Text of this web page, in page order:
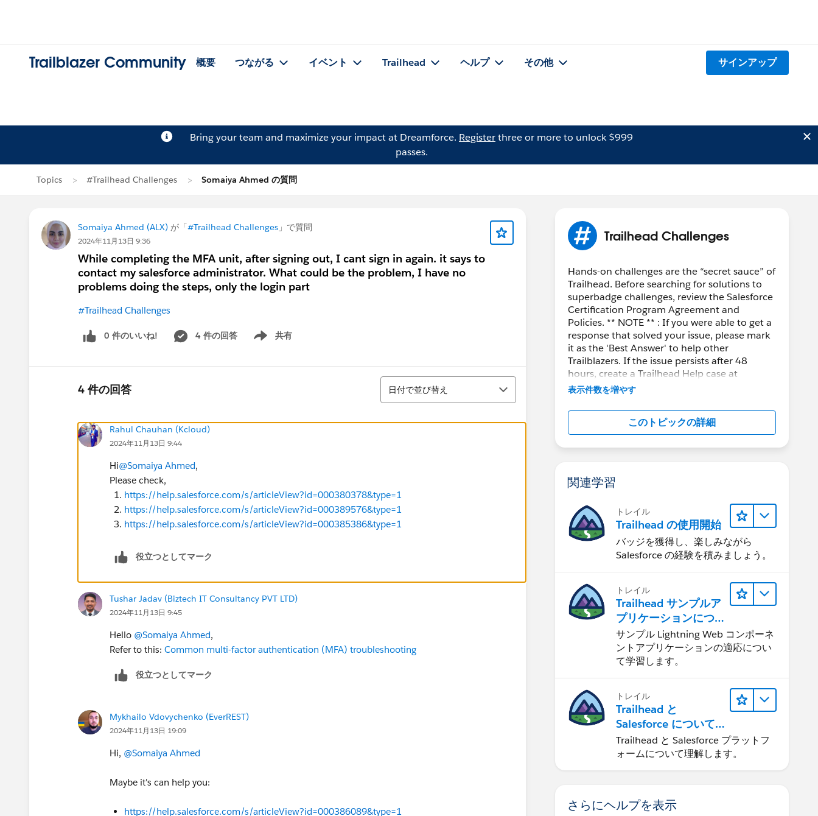
Trailblazer Community 概要 つながる イベント Trailhead ヘルプ その他 サインアップ
Bring your team and maximize your impact at Dreamforce. Registerthree or more to unlock $999
passes.
Topics #Trailhead Challenges Somaiya Ahmed の質問
Somaiya Ahmed (ALX) が「#Trailhead Challenges 」で質問
2024年11月13日 9:36
While completing the MFA unit, after signing out, I cant sign in again. it says to
contact my salesforce administrator. What could be the problem, I have no
problems doing the steps, only the login part
#Trailhead Challenges
0 件のいいね! 4 件の回答 共有
Show menu
4 件の回答
並び替え
日付で並び替え
Rahul Chauhan (Kcloud)
2024年11月13日 9:44
Hi@Somaiya Ahmed,
Please check,
https://help.salesforce.com/s/articleView?id=000380378&type=1
https://help.salesforce.com/s/articleView?id=000389576&type=1
https://help.salesforce.com/s/articleView?id=000385386&type=1
役立つとしてマーク
Tushar Jadav (Biztech IT Consultancy PVT LTD)
2024年11月13日 9:45
Hello @Somaiya Ahmed,
Refer to this: Common multi-factor authentication (MFA) troubleshooting
役立つとしてマーク
Mykhailo Vdovychenko (EverREST)
2024年11月13日 19:09
Hi, @Somaiya Ahmed
Maybe it's can help you:
https://help.salesforce.com/s/articleView?id=000386089&type=1
Trailhead Challenges
Hands-on challenges are the “secret sauce” of
Trailhead. Before searching for solutions to
superbadge challenges, review the Salesforce
Certification Program Agreement and
Policies. ** NOTE ** : If you were able to get a
response that solved your issue, please mark
it as the 'Best Answer' to help other
Trailblazers. If the issue persists after 48
hours, create a Trailhead Help case at
https://help.salesforce.com/s/support
表示件数を増やす
このトピックの詳細
関連学習
トレイル
Trailhead の使用開始
バッジを獲得し、楽しみながら
Salesforce の経験を積みましょう。
トレイル
Trailhead サンプルア
プリケーションにつ
いて知る
サンプル Lightning Web コンポーネ
ントアプリケーションの適応につい
て学習します。
トレイル
Trailhead と
Salesforce について
学ぶ
Trailhead と Salesforce プラットフ
ォームについて理解します。
さらにヘルプを表示